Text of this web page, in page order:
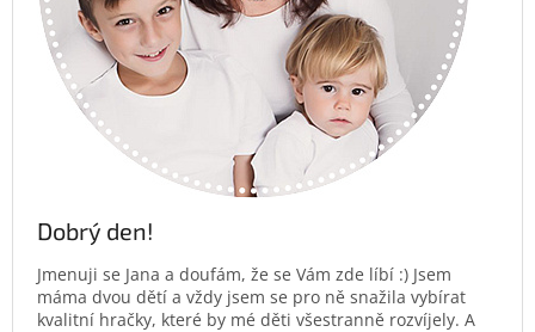
Dobrý den!
Jmenuji se Jana a doufám, že se Vám zde líbí :) Jsem
máma dvou dětí a vždy jsem se pro ně snažila vybírat
kvalitní hračky, které by mé děti všestranně rozvíjely. A